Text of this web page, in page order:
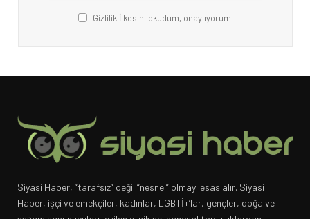
Gizlilik İlkesini okudum, onaylıyorum.
Siyasi Haber, “tarafsız” değil “nesnel” olmayı esas alır. Siyasi
Haber, işçi ve emekçiler, kadınlar, LGBTİ+’lar, gençler, doğa ve